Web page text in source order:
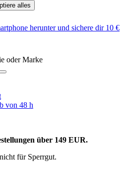
alles
herunter und sichere dir 10 €
oder Marke
von 48 h
über 149 EUR.
für Sperrgut.